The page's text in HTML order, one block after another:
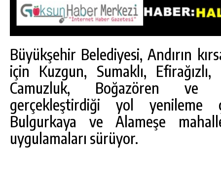
Büyükşehir Belediyesi, Andırın
için Kuzgun, Sumaklı, Efirağızlı,
Camuzluk, Boğazören ve
gerçekleştirdiği yol yenileme
Bulgurkaya ve Alameşe
uygulamaları sürüyor.